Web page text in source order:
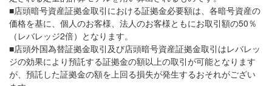
■店頭暗号資産証拠金取引における証拠金必要額は、各暗号資産の
価格を基に、個人のお客様、法人のお客様ともにお取引額の50％
（レバレッジ2倍）となります。
■店頭外国為替証拠金取引及び店頭暗号資産証拠金取引はレバレッ
ジの効果により預託する証拠金の額以上の取引が可能となります
が、預託した証拠金の額を上回る損失が発生するおそれがござい